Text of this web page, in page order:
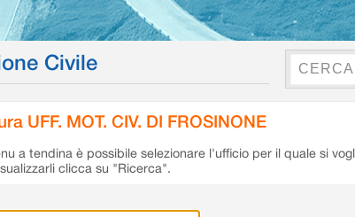
Civile
UFF. MOT. CIV. DI FROSINONE
a tendina è possibile selezionare l'ufficio per il quale si
clicca su "Ricerca".